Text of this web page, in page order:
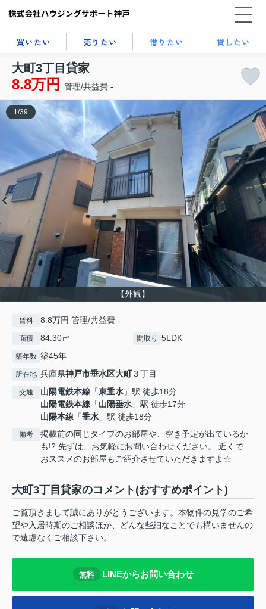
買いたい 売りたい 借りたい 貸したい
大町3丁目貸家
8.8万円 管理/共益費 -
【外観】
1/39
賃料 8.8万円 管理/共益費 -
面積 84.30㎡ 間取り 5LDK
築年数 築45年
所在地 兵庫県神戸市垂水区大町３丁目
交通 山陽電鉄本線 「東垂水 」駅 徒歩18分
山陽電鉄本線 「山陽垂水 」駅 徒歩17分
山陽本線 「垂水 」駅 徒歩18分
備考
掲載前の同じタイプのお部屋や、空き予定が出ているか
も!? 先ずは、お気軽にお問い合わせください。 近くで
おススメのお部屋もご紹介させていただきますよ☆
大町3丁目貸家のコメント(おすすめポイント)
ご覧頂きまして誠にありがとうございます。本物件の見学のご希
望や入居時期のご相談ほか、どんな些細なことでも構いませんの
で遠慮なくご相談下さい。
無料 LINEからお問い合わせ